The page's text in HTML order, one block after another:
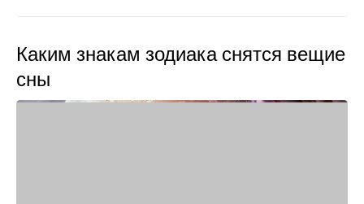
Каким знакам зодиака снятся вещие
сны